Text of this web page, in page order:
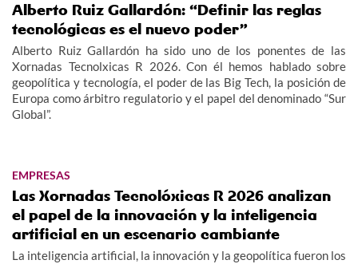
Alberto Ruiz Gallardón: “Definir las reglas
tecnológicas es el nuevo poder”
Alberto Ruiz Gallardón ha sido uno de los ponentes de las
Xornadas Tecnolxicas R 2026. Con él hemos hablado sobre
geopolítica y tecnología, el poder de las Big Tech, la posición de
Europa como árbitro regulatorio y el papel del denominado “Sur
Global”.
EMPRESAS
Las Xornadas Tecnolóxicas R 2026 analizan
el papel de la innovación y la inteligencia
artificial en un escenario cambiante
La inteligencia artificial, la innovación y la geopolítica fueron los